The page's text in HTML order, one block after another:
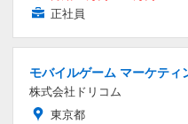
正社員
モバイルゲーム マーケティ
株式会社ドリコム
東京都